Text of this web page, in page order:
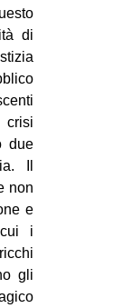
di
due
Il
non
e
i
gli